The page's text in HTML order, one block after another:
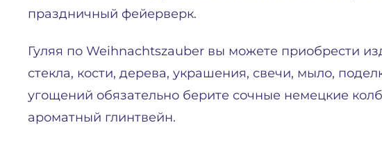
праздничный фейерверк.
Гуляя по Weihnachtszauber вы можете приобрести
стекла, кости, дерева, украшения, свечи, мыло,
угощений обязательно берите сочные немецкие
ароматный глинтвейн.